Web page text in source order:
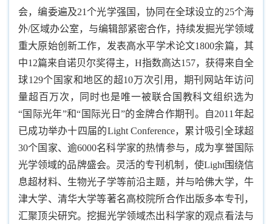
会，编委遍及21个光学强国，协同在全球设立的25个海
外/区域办公室，与编辑部紧密合作，持续发掘光学领域
重大原始创新工作，发表高水平学术论文1800余篇，其
中12篇来自诺贝尔奖得主，H指数高达157，获得来自全
球129个国家和地区的超10万次引用，期刊网站年访问
量超百万次，同时也是唯一被联合国教科文组织选为
“国际光年”和“国际光日”的金牌合作期刊。自2011年起
已成功举办十四届的Light Conference，累计吸引全球超
30个国家、逾6000名科学家的热情参与，成为享誉国际
光学领域的品牌盛会。灵活的专刊机制，使Light围绕信
息超材料、生物光子学等前沿主题，并与哈佛大学，牛
津大学、清华大学等著名高校院所合作出版多本专刊，
汇聚顶尖研究。挖掘光学领域杰出科学家的观点看法与